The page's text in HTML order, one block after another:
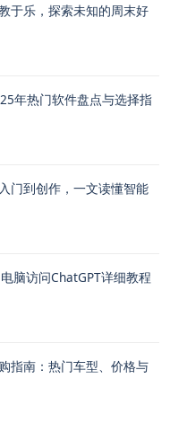
于乐，探索未知的周末好
年热门软件盘点与选择指
门到创作，一文读懂智能
脑访问ChatGPT详细教程
指南：热门车型、价格与